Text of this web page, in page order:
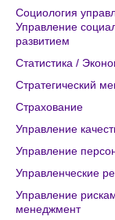
Социология
Управление
развитием
Статистика /
Стратегический
Страхование
Управление
Управление
Управленческие
Управление
менеджмент